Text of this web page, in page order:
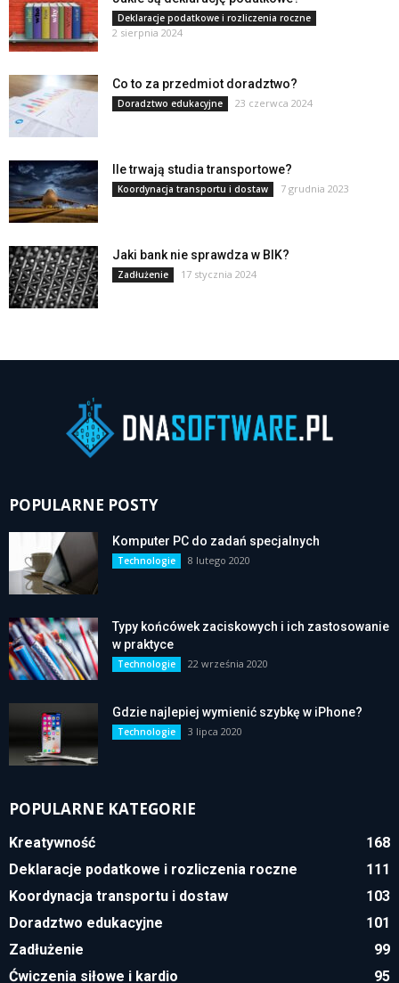
Deklaracje podatkowe i rozliczenia roczne
2 sierpnia 2024
Co to za przedmiot doradztwo?
Doradztwo edukacyjne 23 czerwca 2024
Ile trwają studia transportowe?
Koordynacja transportu i dostaw 7 grudnia 2023
Jaki bank nie sprawdza w BIK?
Zadłużenie 17 stycznia 2024
POPULARNE POSTY
Komputer PC do zadań specjalnych
Technologie 8 lutego 2020
Typy końcówek zaciskowych i ich zastosowanie
w praktyce
Technologie 22 września 2020
Gdzie najlepiej wymienić szybkę w iPhone?
Technologie 3 lipca 2020
POPULARNE KATEGORIE
Kreatywność
168
Deklaracje podatkowe i rozliczenia roczne
111
Koordynacja transportu i dostaw
103
Doradztwo edukacyjne
101
Zadłużenie
99
Ćwiczenia siłowe i kardio
95